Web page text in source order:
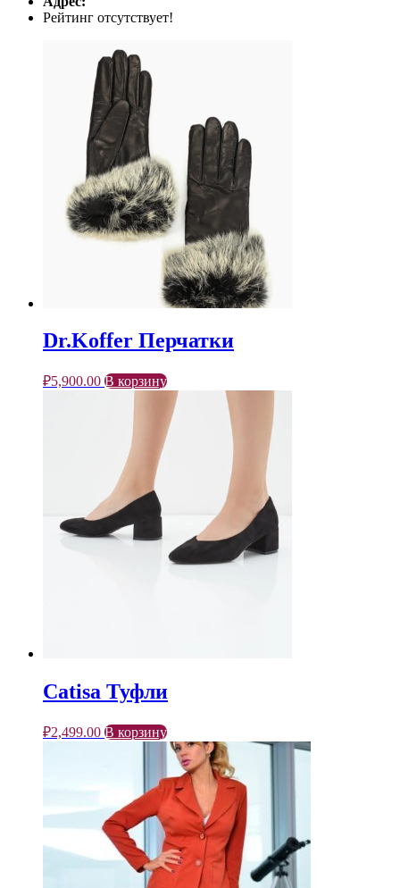
Рейтинг отсутствует!
Dr.Koffer Перчатки
₽5,900.00 В корзину
Catisa Туфли
₽2,499.00 В корзину